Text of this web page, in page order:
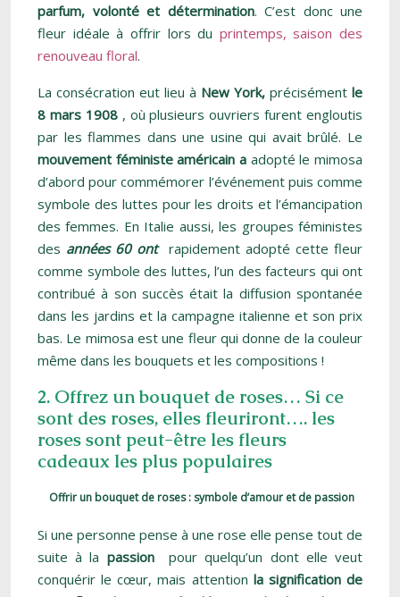
parfum, volonté et détermination. C’est donc une
fleur idéale à offrir lors du printemps, saison des
renouveau floral.
La consécration eut lieu à New York, précisément le
8 mars 1908, où plusieurs ouvriers furent engloutis
par les flammes dans une usine qui avait brûlé. Le
mouvement féministe américain a adopté le mimosa
d’abord pour commémorer l’événement puis comme
symbole des luttes pour les droits et l’émancipation
des femmes. En Italie aussi, les groupes féministes
des années 60 ont rapidement adopté cette fleur
comme symbole des luttes, l’un des facteurs qui ont
contribué à son succès était la diffusion spontanée
dans les jardins et la campagne italienne et son prix
bas. Le mimosa est une fleur qui donne de la couleur
même dans les bouquets et les compositions !
2. Offrez un bouquet de roses… Si ce
sont des roses, elles fleuriront…. les
roses sont peut-être les fleurs
cadeaux les plus populaires
Offrir un bouquet de roses : symbole d’amour et de passion
Si une personne pense à une rose elle pense tout de
suite à la passionpour quelqu’un dont elle veut
conquérir le cœur, mais attention la signification de